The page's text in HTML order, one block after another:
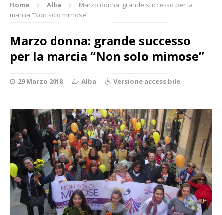
Home Alba
Marzo donna: grande successo per la
marcia “Non solo mimose”
Marzo donna: grande successo
per la marcia “Non solo mimose”
29 Marzo 2018 Alba Versione accessibile